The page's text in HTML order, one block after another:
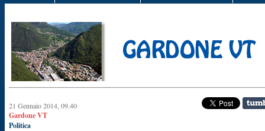
21 Gennaio 2014, 09.40
Gardone VT
Politica